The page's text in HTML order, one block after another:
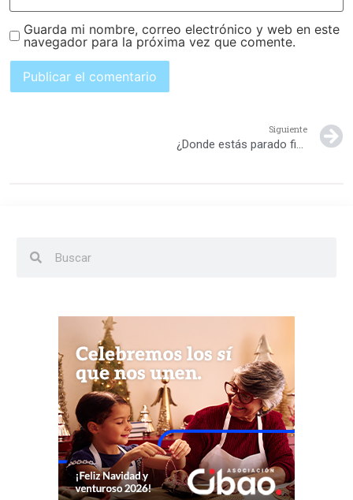
Guarda mi nombre, correo electrónico y web en este
navegador para la próxima vez que comente.
Siguiente
¿Donde estás parado financieramente? Descúbrelo y muévete